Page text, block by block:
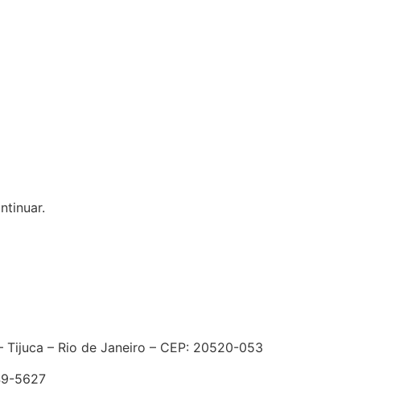
Tijuca – Rio de Janeiro – CEP: 20520-053
5627